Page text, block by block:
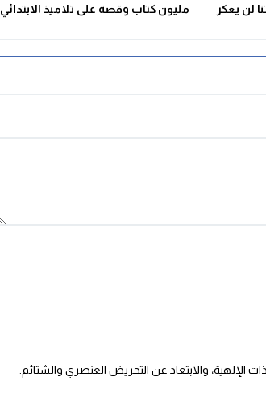
لن يعكر
مليون كتاب وقصة على تلاميذ الابتدائي
الإلهية، والابتعاد عن التحريض العنصري والشتائم‬.